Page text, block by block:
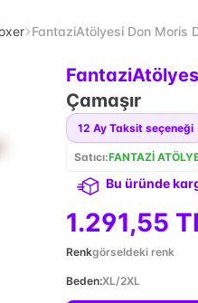
FantaziAtölyesi Don Moris
Çamaşır
12 Ay Taksit seçeneği
Satıcı:FANTAZİ
Bu üründe
1.291,55
Renkgörseldeki renk
Beden:XL/2XL